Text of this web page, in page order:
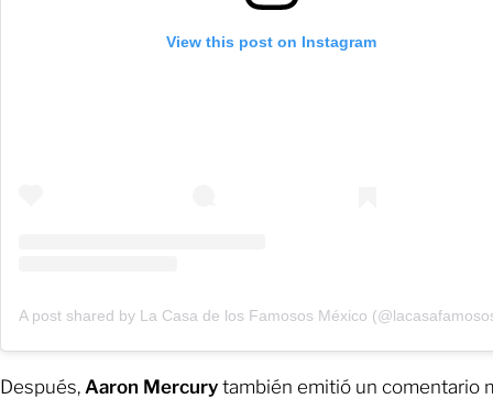
View this post on Instagram
A post shared by La Casa de los Famosos México
Después, Aaron Mercury también emitió un comentario